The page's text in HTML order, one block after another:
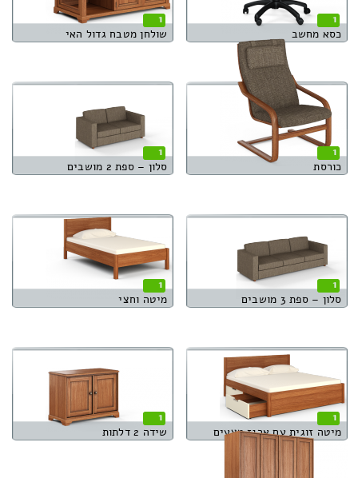
1
כסא מחשב
1
שולחן מטבח גדול האי
1
כורסת
1
סלון – ספת 2 מושבים
1
סלון – ספת 3 מושבים
1
מיטה וחצי
1
מיטה זוגית עם ארגז מצעים
1
שידה 2 דלתות